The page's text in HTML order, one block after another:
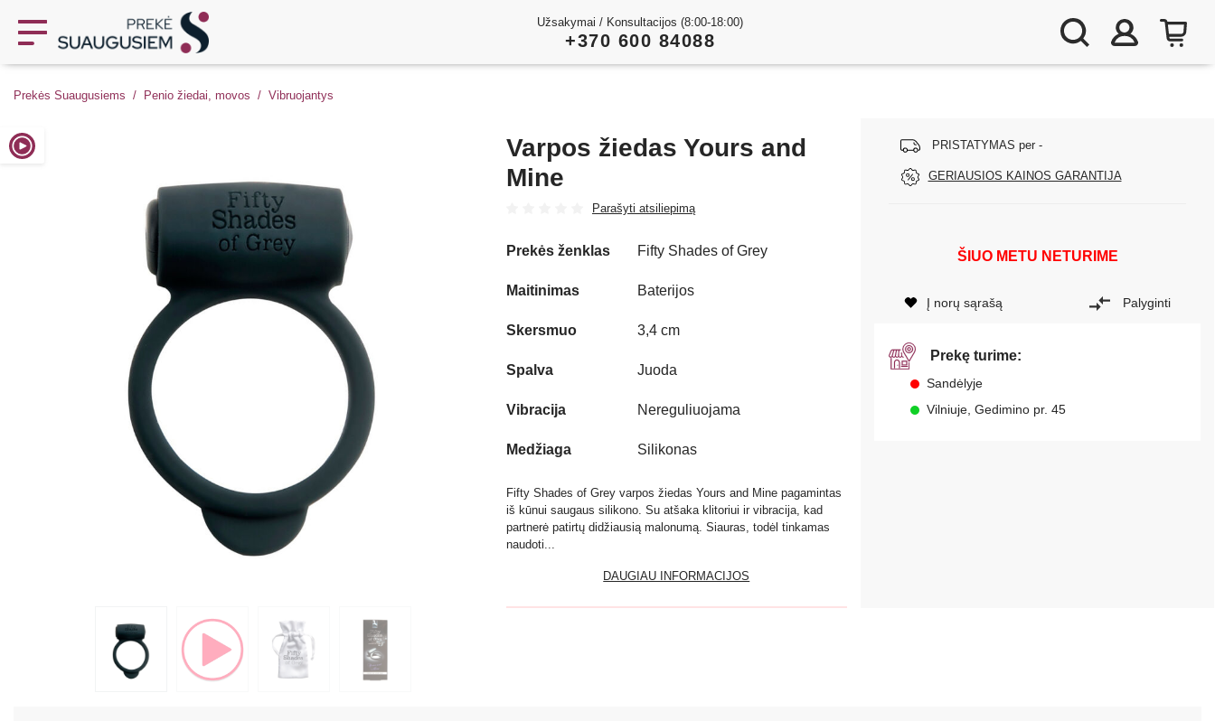
Užsakymai / Konsultacijos (8:00-18:00)
+370 600 84088
Prekės Suaugusiems Penio žiedai, movos Vibruojantys
Varpos žiedas Yours and
Mine
Parašyti atsiliepimą
PRISTATYMAS per -
GERIAUSIOS KAINOS GARANTIJA
Prekės ženklas Fifty Shades of Grey
Maitinimas Baterijos
Skersmuo 3,4 cm
Spalva Juoda
Vibracija Nereguliuojama
Medžiaga Silikonas
Fifty Shades of Grey varpos žiedas Yours and Mine pagamintas
iš kūnui saugaus silikono. Su atšaka klitoriui ir vibracija, kad
partnerė patirtų didžiausią malonumą. Siauras, todėl tinkamas
naudoti...
DAUGIAU INFORMACIJOS
ŠIUO METU NETURIME
Į norų sąrašą Palyginti
Prekę turime:
Sandėlyje
Vilniuje, Gedimino pr. 45